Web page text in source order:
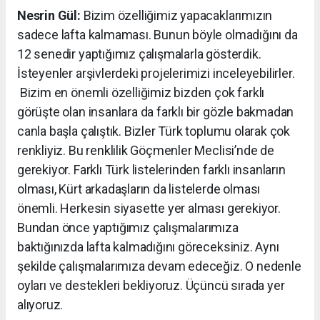
Nesrin Gül: Bizim özelliğimiz yapacaklarımızın
sadece lafta kalmaması. Bunun böyle olmadığını da
12 senedir yaptığımız çalışmalarla gösterdik.
İsteyenler arşivlerdeki projelerimizi inceleyebilirler.
Bizim en önemli özelliğimiz bizden çok farklı
görüşte olan insanlara da farklı bir gözle bakmadan
canla başla çalıştık. Bizler Türk toplumu olarak çok
renkliyiz. Bu renklilik Göçmenler Meclisi’nde de
gerekiyor. Farklı Türk listelerinden farklı insanların
olması, Kürt arkadaşların da listelerde olması
önemli. Herkesin siyasette yer alması gerekiyor.
Bundan önce yaptığımız çalışmalarımıza
baktığınızda lafta kalmadığını göreceksiniz. Aynı
şekilde çalışmalarımıza devam edeceğiz. O nedenle
oyları ve destekleri bekliyoruz. Üçüncü sırada yer
alıyoruz.